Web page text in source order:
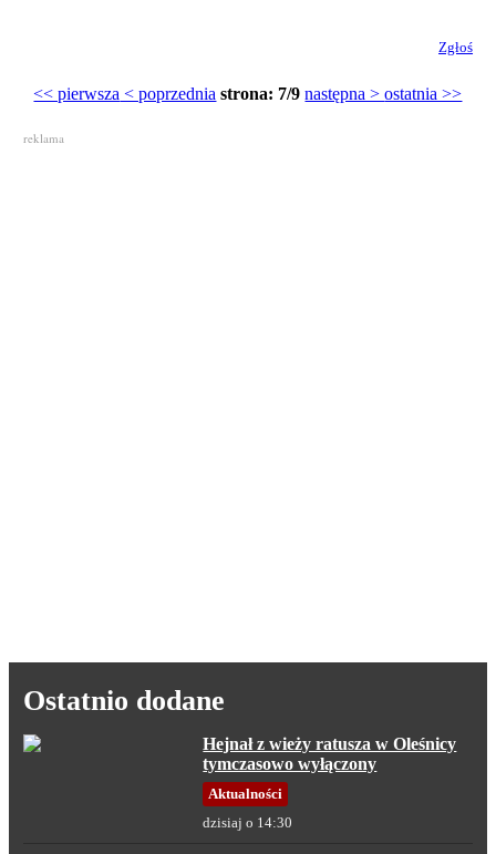
Zgłoś
<< pierwsza < poprzednia strona: 7/9 następna >ostatnia >>
reklama
Ostatnio dodane
Hejnał z wieży ratusza w Oleśnicy
tymczasowo wyłączony
Aktualności
dzisiaj o 14:30